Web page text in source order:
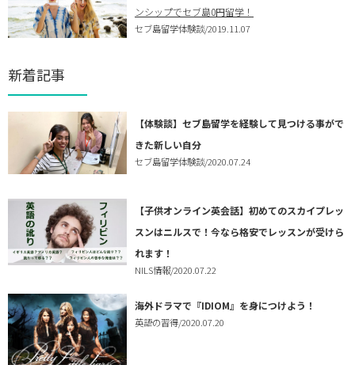
ンシップでセブ島0円留学！
セブ島留学体験談/2019.11.07
新着記事
【体験談】セブ島留学を経験して見つける事がで
きた新しい自分
セブ島留学体験談/2020.07.24
【子供オンライン英会話】初めてのスカイプレッ
スンはニルスで！今なら格安でレッスンが受けら
れます！
NILS情報/2020.07.22
海外ドラマで『IDIOM』を身につけよう！
英語の習得/2020.07.20